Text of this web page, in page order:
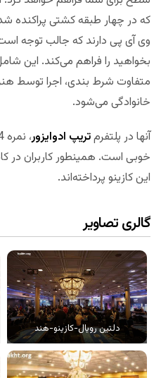
که در چهار طبقه کشتی پراکنده
وی آی پی دارند که جالب توجه
بخواهید را فراهم می‌کند. این
متفاوت شرط بندی، اجرا توسط
خانوادگی می‌شود.
آنها در پلتفرمتریپ ادوایزور
خوبی است. همینطور کاربران در
این کازینو پرداخته‌اند.
گالری تصاویر
دلتین رویال-کازینو-هند